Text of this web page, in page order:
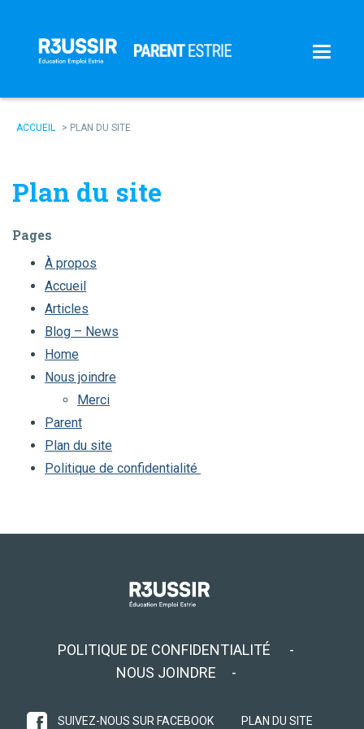
ACCUEIL > PLAN DU SITE
Plan du site
Pages
À propos
Accueil
Articles
Blog – News
Home
Nous joindre
Merci
Parent
Plan du site
Politique de confidentialité
POLITIQUE DE CONFIDENTIALITÉ
NOUS JOINDRE
SUIVEZ-NOUS SUR FACEBOOK PLAN DU SITE